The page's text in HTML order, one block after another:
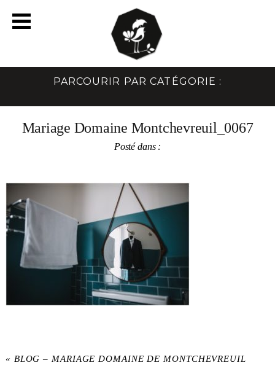
PARCOURIR PAR CATÉGORIE :
Mariage Domaine Montchevreuil_0067
Posté dans :
« BLOG – MARIAGE DOMAINE DE MONTCHEVREUIL